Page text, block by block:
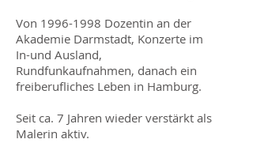
Von 1996-1998 Dozentin an der
Akademie Darmstadt, Konzerte im
In-und Ausland,
Rundfunkaufnahmen, danach ein
freiberufliches Leben in Hamburg.
Seit ca. 7 Jahren wieder verstärkt als
Malerin aktiv.